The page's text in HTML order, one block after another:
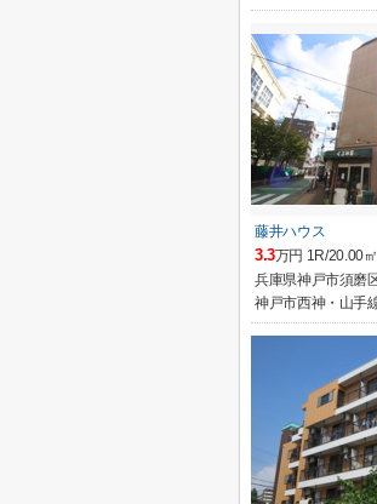
藤井ハウス
3.3万円 1R/20.00㎡
兵庫県神戸市須磨
神戸市西神・山手